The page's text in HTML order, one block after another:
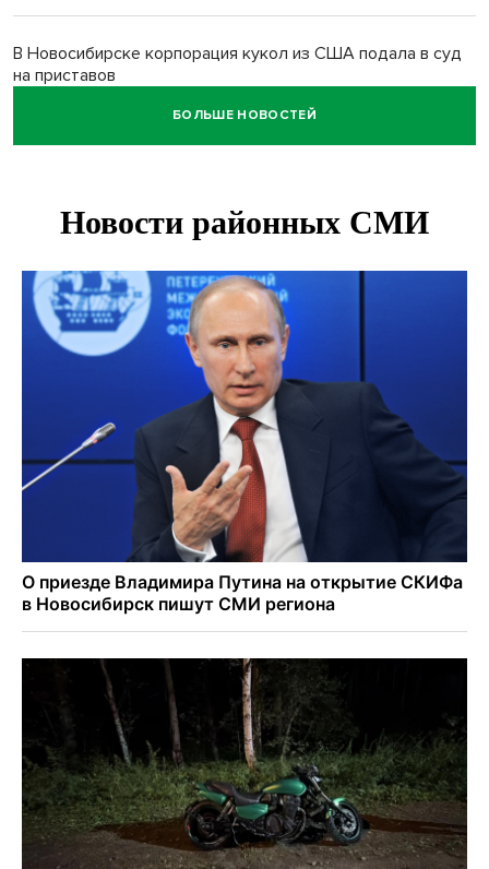
В Новосибирске корпорация кукол из США подала в суд
на приставов
В Новосибирске минздрав объявил бесплатную
В Новосибирске врачи прооперировали 25 тысяч
Знаменитый орангутан Бату отметил юбилей в
новосибирском зоопарке
Новосибирские хирурги спасли сердце восьмиклассницы
с донорским клапаном
БОЛЬШЕ НОВОСТЕЙ